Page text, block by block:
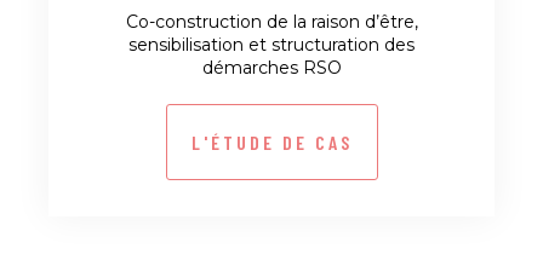
Co-construction de la raison d’être,
sensibilisation et structuration des
démarches RSO
L'ÉTUDE DE CAS